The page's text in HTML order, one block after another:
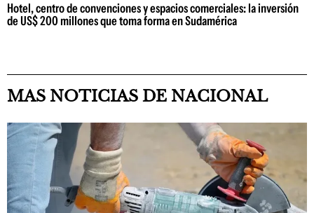
Hotel, centro de convenciones y espacios comerciales: la inversión
de US$ 200 millones que toma forma en Sudamérica
MAS NOTICIAS DE NACIONAL